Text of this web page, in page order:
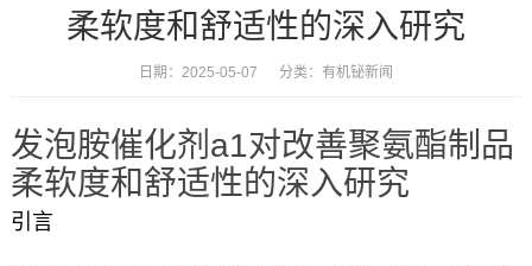
柔软度和舒适性的深入研究
日期：2025-05-07 分类： 有机铋新闻
发泡胺催化剂a1对改善聚氨酯制品
柔软度和舒适性的深入研究
引言